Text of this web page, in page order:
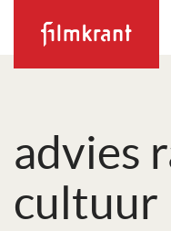
advies
cultuur